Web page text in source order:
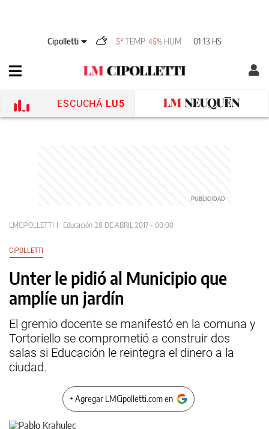
Cipolletti 5° TEMP 45% HUM 01:13 HS
ESCUCHÁ LU5
LMCIPOLLETTI Educación 28 DE ABRIL 2017 - 00:00
CIPOLLETTI
Unter le pidió al Municipio que
amplíe un jardín
El gremio docente se manifestó en la comuna y
Tortoriello se comprometió a construir dos
salas si Educación le reintegra el dinero a la
ciudad.
+ Agregar LMCipolletti.com en